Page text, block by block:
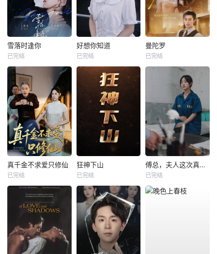
雪落时逢你
已完结
好想你知道
已完结
曼陀罗
已完结
真千金不求爱只修仙
已完结
狂神下山
已完结
傅总，夫人这次真的死了
已完结